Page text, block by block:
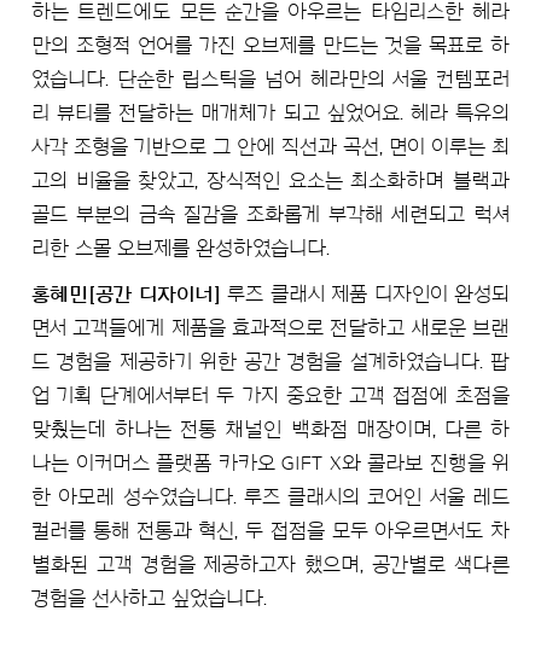
하는 트렌드에도 모든 순간을 아우르는 타임리스한 헤라
만의 조형적 언어를 가진 오브제를 만드는 것을 목표로 하
였습니다. 단순한 립스틱을 넘어 헤라만의 서울 컨템포러
리 뷰티를 전달하는 매개체가 되고 싶었어요. 헤라 특유의
사각 조형을 기반으로 그 안에 직선과 곡선, 면이 이루는 최
고의 비율을 찾았고, 장식적인 요소는 최소화하며 블랙과
골드 부분의 금속 질감을 조화롭게 부각해 세련되고 럭셔
리한 스몰 오브제를 완성하였습니다.
홍혜민[공간 디자이너] 루즈 클래시 제품 디자인이 완성되
면서 고객들에게 제품을 효과적으로 전달하고 새로운 브랜
드 경험을 제공하기 위한 공간 경험을 설계하였습니다. 팝
업 기획 단계에서부터 두 가지 중요한 고객 접점에 초점을
맞췄는데 하나는 전통 채널인 백화점 매장이며, 다른 하
나는 이커머스 플랫폼 카카오 GIFT X와 콜라보 진행을 위
한 아모레 성수였습니다. 루즈 클래시의 코어인 서울 레드
컬러를 통해 전통과 혁신, 두 접점을 모두 아우르면서도 차
별화된 고객 경험을 제공하고자 했으며, 공간별로 색다른
경험을 선사하고 싶었습니다.